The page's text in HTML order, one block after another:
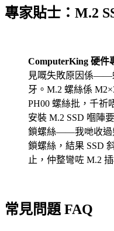
專家貼士：M.2
ComputerKing 硬件
見嘅失敗原因係——
牙。M.2 螺絲係
PH00 螺絲批，千祈
安裝 M.2 SSD 嗰陣
鎖螺絲——我哋收過
鎖螺絲，結果 SSD
止，仲整彎咗 M.2
常見問題 FAQ